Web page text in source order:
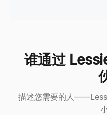
谁通过
描述您需要的人